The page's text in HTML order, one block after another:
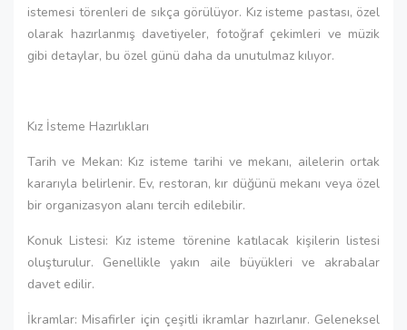
istemesi törenleri de sıkça görülüyor. Kız isteme pastası, özel
olarak hazırlanmış davetiyeler, fotoğraf çekimleri ve müzik
gibi detaylar, bu özel günü daha da unutulmaz kılıyor.
Kız İsteme Hazırlıkları
Tarih ve Mekan: Kız isteme tarihi ve mekanı, ailelerin ortak
kararıyla belirlenir. Ev, restoran, kır düğünü mekanı veya özel
bir organizasyon alanı tercih edilebilir.
Konuk Listesi: Kız isteme törenine katılacak kişilerin listesi
oluşturulur. Genellikle yakın aile büyükleri ve akrabalar
davet edilir.
İkramlar: Misafirler için çeşitli ikramlar hazırlanır. Geleneksel